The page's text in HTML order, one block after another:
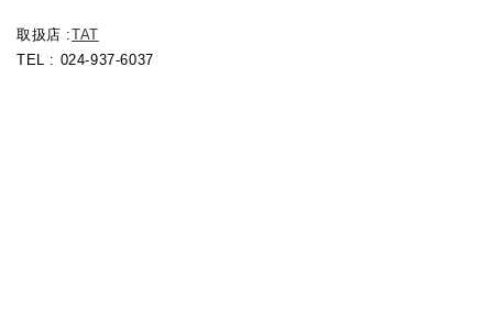
取扱店 :TAT
TEL : 024-937-6037